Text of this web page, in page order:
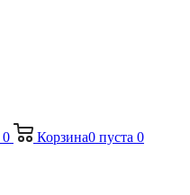
0 Корзина0 пуста 0